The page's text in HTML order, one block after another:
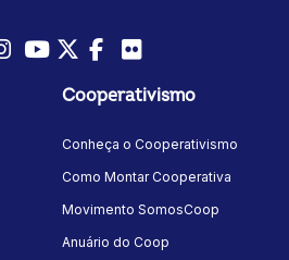
Instagram
YoutubeTwitter/X
Facebook
Cooperativismo
Conheça o Cooperativismo
Como Montar Cooperativa
Movimento SomosCoop
Anuário do Coop